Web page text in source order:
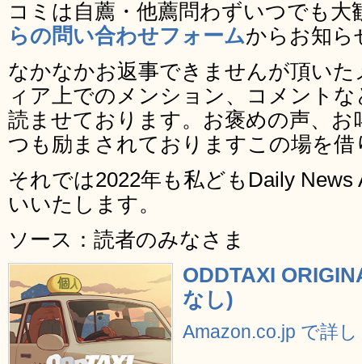
コミは自薦・他薦問わずいつでも大
らの問い合わせフォームからお知ら
なかなかお返事できませんが頂い
ィア上でのメンション、コメント
読ませております。お褒めの声、
つも励まされておりますこの場を
それでは2022年も私どもDaily
いいたします。
ソース：読者のみなさま
ODDTAXI
なし)
Amazon.co.jp で詳